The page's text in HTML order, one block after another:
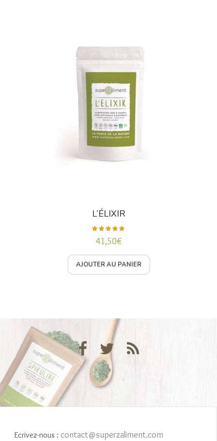
Libido / Tonus Sexuel
Vitamines / Minéraux / Oligoéléments
L’ÉLIXIR
Note5.00
41,50€
AJOUTER AU PANIER
Ecrivez-nous : contact@superzaliment.com